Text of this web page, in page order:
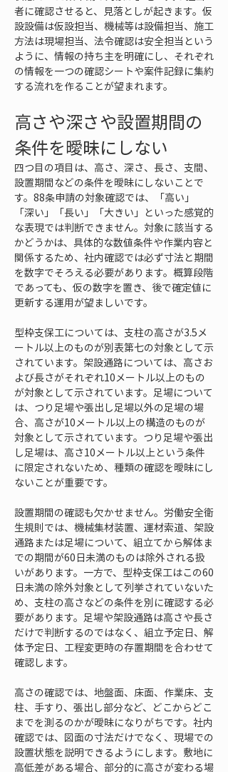
者に確認させると、見落としが起きます。仮
設設備は仮設担当、機械等は設備担当、施工
方法は現場担当、法令確認は安全担当という
ように、情報の持ち主を明確にし、それぞれ
の情報を一つの確認シートや案件記録に集約
する流れを作ることが望まれます。
高さや深さや設置期間の
条件を曖昧にしない
四つ目の項目は、高さ、深さ、長さ、支間、
設置期間などの条件を曖昧にしないことで
す。88条申請の対象確認では、「高い」
「深い」「長い」「大きい」といった感覚的
な表現では判断できません。対象に該当する
かどうかは、具体的な数値条件や作業内容と
関係するため、社内確認では必ず寸法と期間
を数字でそろえる必要があります。概算段階
であっても、仮の数字を置き、後で確定値に
更新する運用が望ましいです。
型枠支保工については、支柱の高さが3.5メ
ートル以上のものが別表第七の対象として示
されています。架設通路については、高さお
よび長さがそれぞれ10メートル以上のもの
が対象として示されています。足場について
は、つり足場や張出し足場以外の足場の場
合、高さが10メートル以上の構造のものが
対象として示されています。つり足場や張出
し足場は、高さ10メートル以上という条件
に限定されないため、種類の確認を曖昧にし
ないことが重要です。
設置期間の確認も欠かせません。労働安全衛
生規則では、機械集材装置、運材索道、架設
通路または足場について、組立てから解体ま
での期間が60日未満のものは除外される扱
いがあります。一方で、型枠支保工はこの60
日未満の除外対象として列挙されていないた
め、支柱の高さなどの条件を別に確認する必
要があります。足場や架設通路は高さや長さ
だけで判断するのではなく、組立予定日、解
体予定日、工程変更時の存置期間を合わせて
確認します。
高さの確認では、地盤面、床面、作業床、支
柱、手すり、張出し部分など、どこからどこ
までを測るのかが曖昧になりがちです。社内
確認では、図面の寸法だけでなく、現場での
設置状態を説明できるようにします。敷地に
高低差がある場合、部分的に高さが変わる場